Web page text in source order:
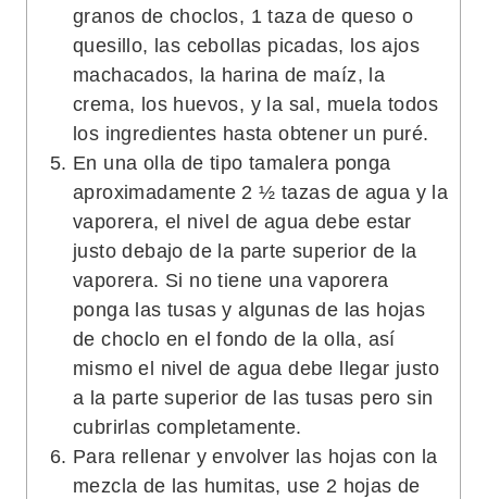
granos de choclos, 1 taza de queso o
quesillo, las cebollas picadas, los ajos
machacados, la harina de maíz, la
crema, los huevos, y la sal, muela todos
los ingredientes hasta obtener un puré.
En una olla de tipo tamalera ponga
aproximadamente 2 ½ tazas de agua y la
vaporera, el nivel de agua debe estar
justo debajo de la parte superior de la
vaporera. Si no tiene una vaporera
ponga las tusas y algunas de las hojas
de choclo en el fondo de la olla, así
mismo el nivel de agua debe llegar justo
a la parte superior de las tusas pero sin
cubrirlas completamente.
Para rellenar y envolver las hojas con la
mezcla de las humitas, use 2 hojas de